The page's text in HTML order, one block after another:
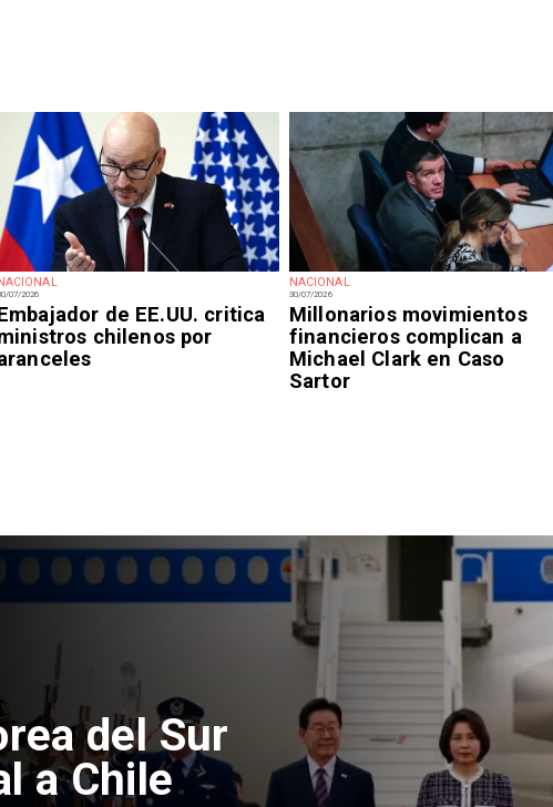
07/2026
de EE.UU. critica
chilenos por
NACIONAL
30/07/2026
Millonarios movimientos
financieros complican a
Michael Clark en Caso
Sartor
de
fallecido